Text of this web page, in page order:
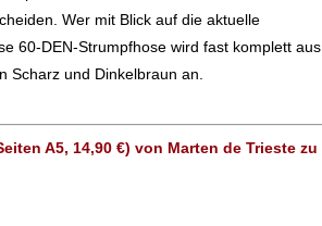
Wer mit Blick auf die aktuelle
60-DEN-Strumpfhose wird fast komplett aus
und Dinkelbraun an.
A5, 14,90 €) von Marten de Trieste zu